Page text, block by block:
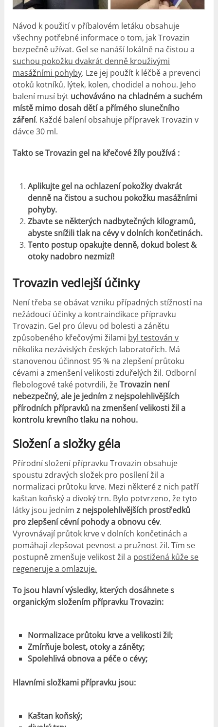
Návod k použití v příbalovém letáku obsahuje
všechny potřebné informace o tom, jak Trovazin
bezpečně užívat. Gel se nanáší lokálně na čistou a
suchou pokožku dvakrát denně krouživými
masážními pohyby. Lze jej použít k léčbě a prevenci
otoků kotníků, lýtek, kolen, chodidel a nohou. Jeho
balení musí být uchováváno na chladném a suchém
místě mimo dosah dětí a přímého slunečního
záření. Každé balení obsahuje přípravek Trovazin v
dávce 30 ml.
Takto se Trovazin gel na křečové žíly používá :
Aplikujte gel na ochlazení pokožky dvakrát
denně na čistou a suchou pokožku masážními
pohyby.
Zbavte se některých nadbytečných kilogramů,
abyste snížili tlak na cévy v dolních končetinách.
Tento postup opakujte denně, dokud bolest &
otoky nadobro nezmizí!
Trovazinvedlejší účinky
Není třeba se obávat vzniku případných stížností na
nežádoucí účinky a kontraindikace přípravku
Trovazin. Gel pro úlevu od bolesti a zánětu
způsobeného křečovými žilami byl testován v
několika nezávislých českých laboratořích. Má
stanovenou účinnost 95 % na zlepšení průtoku
cévami a zmenšení velikosti zduřelých žil. Odborní
flebologové také potvrdili, žeTrovazin není
nebezpečný, ale je jedním z nejspolehlivějších
přírodních přípravků na zmenšení velikosti žil a
kontrolu krevního tlaku na nohou.
Složení a složky géla
Přírodní složení přípravku Trovazin obsahuje
spoustu zdravých složek pro posílení žil a
normalizaci průtoku krve. Mezi některé z nich patří
kaštan koňský a divoký trn. Bylo potvrzeno, že tyto
látky jsou jednímz nejspolehlivějších prostředků
pro zlepšení cévní pohody a obnovu cév.
Vyrovnávají průtok krve v dolních končetinách a
pomáhají zlepšovat pevnost a pružnost žil. Tím se
postupně zmenšuje velikost žil a postižená kůže se
regeneruje a omlazuje.
To jsou hlavní výsledky, kterých dosáhnete s
organickým složením přípravku Trovazin:
Normalizace průtoku krve a velikosti žil;
Zmírňuje bolest, otoky a záněty;
Spolehlivá obnova a péče o cévy;
Hlavními složkami přípravku jsou:
Kaštan koňský;